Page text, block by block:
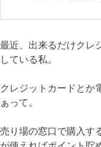
最近、出来るだけクレ
している私。
クレジットカードとか
ぁって。
売り場の窓口で購入す